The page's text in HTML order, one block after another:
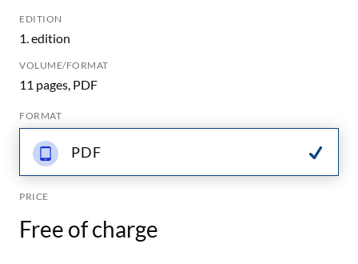
EDITION
1. edition
VOLUME/FORMAT
11 pages, PDF
FORMAT
PDF
PRICE
Free of charge